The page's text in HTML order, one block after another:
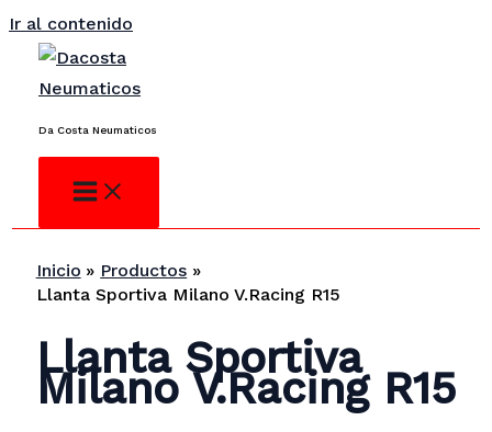
Ir al contenido
Da Costa Neumaticos
Inicio
Productos
Llanta Sportiva Milano V.Racing R15
Llanta Sportiva
Milano V.Racing R15
¿No encuentras lo que buscas?